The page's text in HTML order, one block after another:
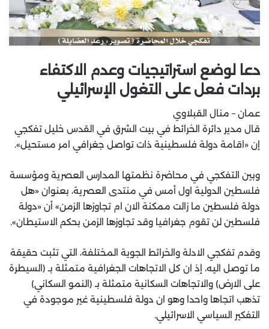
دعا لوضع استراتيجيات وعدم الاكتفاء
بردات فعل على التغول الإسرائيلي
عمان – منال القبلاوي
‏قال مدير دائرة الخرائط في بيت الشرق في القدس خليل تفكجي
إن «اقامة دولة فلسطينية ذات تواصل جغرافي امر مستحيل».
وبين التفكجي في محاضرة نظمتها المدارس العصرية ومؤسسة
فلسطين الدولية اول أمس في منتدى العصرية، بعنوان «هل
دولة فلسطين ما زالت ممكنة الان ام تجاوزها الزمن» أن «دولة
فلسطين لن تقوم جغرافيا وقد تجاوزها الزمن بحكم الاستيطان».
وقدم تفكجي الادلة والخرائط الجوية المختلفة، التي تثبت حقيقة
ما توصل اليه، إذ ان كل الاتجاهات الجغرافية متمثلة بـ (السيطرة
على الارض) والاتجاهات السكانية متمثلة بـ (النمو السكاني)
تذهب اتجاها واحدا وهو ان دولة فلسطينية غير موجودة في
التفكير السياسي الاسرائيلي.